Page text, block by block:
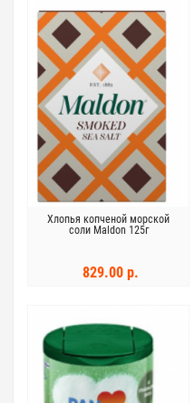
Хлопья копченой морской
соли Maldon 125г
829.00 р.